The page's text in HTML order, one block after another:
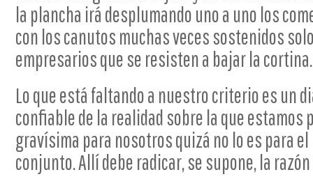
la plancha irá desplumando uno a uno los
con los canutos muchas veces sostenidos
empresarios que se resisten a bajar la cortina.
Lo que está faltando a nuestro criterio es un
confiable de la realidad sobre la que estamos
gravísima para nosotros quizá no lo es para
conjunto. Allí debe radicar, se supone, la